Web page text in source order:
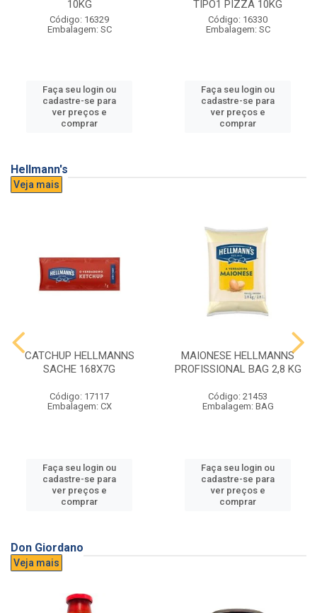
10KG
Código: 16329
Embalagem: SC
Faça seu login ou
cadastre-se para
ver preços e
comprar
TIPO1 PIZZA 10KG
Código: 16330
Embalagem: SC
Faça seu login ou
cadastre-se para
ver preços e
comprar
Hellmann's
Veja mais
CATCHUP HELLMANNS
SACHE 168X7G
Código: 17117
Embalagem: CX
Faça seu login ou
cadastre-se para
ver preços e
comprar
MAIONESE HELLMANNS
PROFISSIONAL BAG 2,8 KG
Código: 21453
Embalagem: BAG
Faça seu login ou
cadastre-se para
ver preços e
comprar
Don Giordano
Veja mais